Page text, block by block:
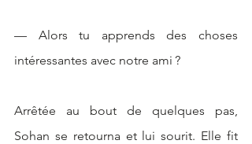
— Alors tu apprends des choses
intéressantes avec notre ami ?
Arrêtée au bout de quelques pas,
Sohan se retourna et lui sourit. Elle fit